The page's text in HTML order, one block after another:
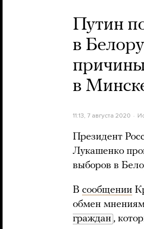
Путин
в
в
11:13, 7 августа 2020
Президент
Лукашенко
выборов в
В сообщении
обмен
граждан ,